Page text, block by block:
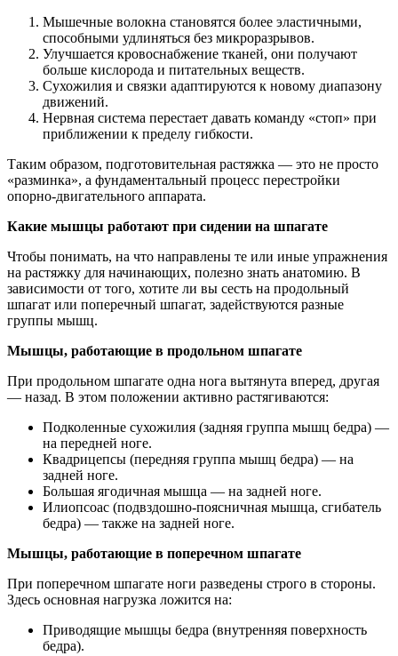
Мышечные волокна становятся более эластичными,
способными удлиняться без микроразрывов.
Улучшается кровоснабжение тканей, они получают
больше кислорода и питательных веществ.
Сухожилия и связки адаптируются к новому диапазону
движений.
Нервная система перестает давать команду «стоп» при
приближении к пределу гибкости.
Таким образом, подготовительная растяжка — это не просто
«разминка», а фундаментальный процесс перестройки
опорно-двигательного аппарата.
Какие мышцы работают при сидении на шпагате
Чтобы понимать, на что направлены те или иные упражнения
на растяжку для начинающих, полезно знать анатомию. В
зависимости от того, хотите ли вы сесть на продольный
шпагат или поперечный шпагат, задействуются разные
группы мышц.
Мышцы, работающие в продольном шпагате
При продольном шпагате одна нога вытянута вперед, другая
— назад. В этом положении активно растягиваются:
Подколенные сухожилия (задняя группа мышц бедра) —
на передней ноге.
Квадрицепсы (передняя группа мышц бедра) — на
задней ноге.
Большая ягодичная мышца — на задней ноге.
Илиопсоас (подвздошно-поясничная мышца, сгибатель
бедра) — также на задней ноге.
Мышцы, работающие в поперечном шпагате
При поперечном шпагате ноги разведены строго в стороны.
Здесь основная нагрузка ложится на:
Приводящие мышцы бедра (внутренняя поверхность
бедра).